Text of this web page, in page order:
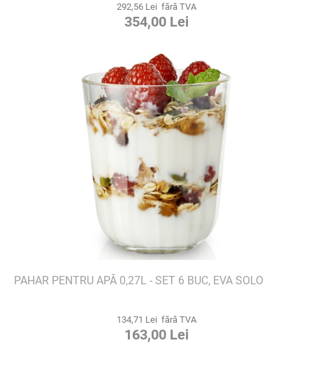
292,56 Lei fără TVA
354,00 Lei
PAHAR PENTRU APĂ 0,27L - SET 6 BUC, EVA SOLO
134,71 Lei fără TVA
163,00 Lei